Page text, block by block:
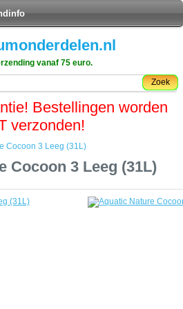
vanaf 75 euro.
Zoek
Bestellingen worden
verzonden!
Cocoon 3 Leeg (31L)
Cocoon 3 Leeg (31L)